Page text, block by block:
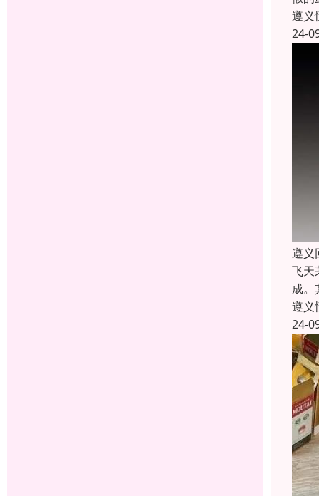
遵义
24-
遵义
飞天
成。
遵义
24-